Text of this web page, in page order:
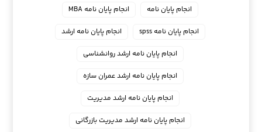
انجام پایان نامه
انجام پایان نامه MBA
انجام پایان نامه spss
انجام پایان نامه ارشد
انجام پایان نامه ارشد روانشناسی
انجام پایان نامه ارشد عمران سازه
انجام پایان نامه ارشد مدیریت
انجام پایان نامه ارشد مدیریت بازرگانی